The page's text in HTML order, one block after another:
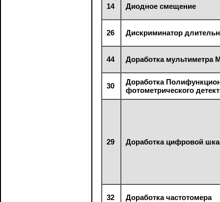
14 Диодное смещение
26 Дискриминатор
44 Доработка мультиметра
30
Доработка
фотометрического
29 Доработка цифровой
32 Доработка частотомера